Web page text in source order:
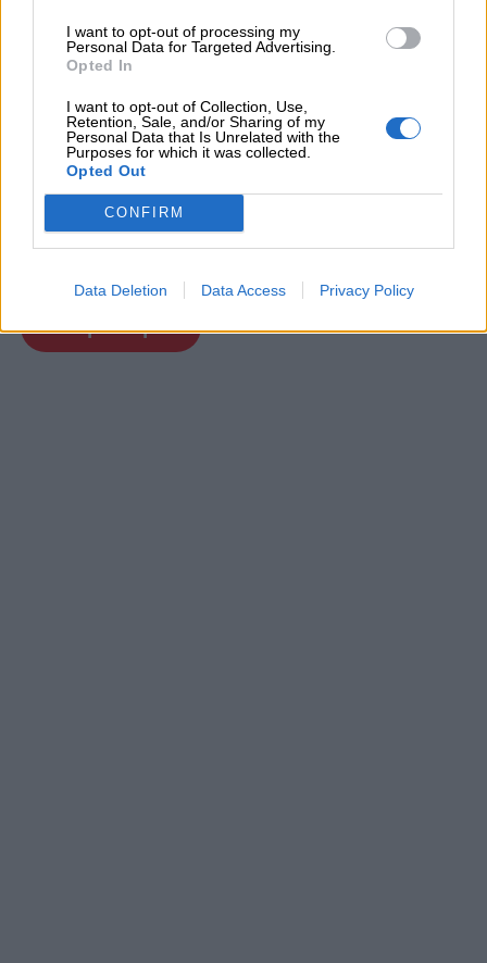
I want to opt-out of processing my
Personal Data for Targeted Advertising.
Opted In
I want to opt-out of Collection, Use,
Retention, Sale, and/or Sharing of my
Personal Data that Is Unrelated with the
Purposes for which it was collected.
Opted Out
CONFIRM
Data Deletion Data Access Privacy Policy
Scopri di più